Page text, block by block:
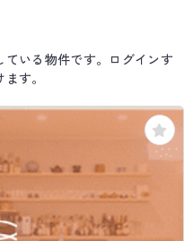
いる物件です。ログインす
す。